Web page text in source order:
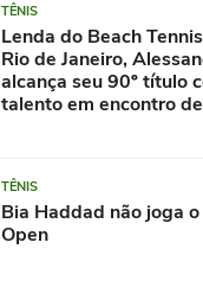
TÊNIS
Lenda do Beach
Rio de Janeiro,
alcança seu 90º título
talento em encontro
TÊNIS
Bia Haddad não joga
Open